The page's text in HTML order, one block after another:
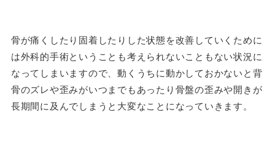
骨が痛くしたり固着したりした状態を改善していくために
は外科的手術ということも考えられないこともない状況に
なってしまいますので、動くうちに動かしておかないと背
骨のズレや歪みがいつまでもあったり骨盤の歪みや開きが
長期間に及んでしまうと大変なことになっていきます。